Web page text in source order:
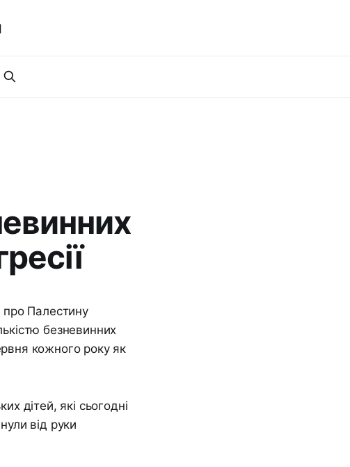
про Палестину
безневинних
кожного року як
дітей, які сьогодні
від руки